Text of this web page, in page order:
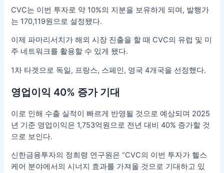
CVC는 이번 투자로 약 10%의 지분을 보유하게 되며, 발행가
는 170,119원으로 설정됐다.
이제 파마리서치가 해외 시장 진출을 할 때 CVC의 유럽 및 미
주 네트워크를 활용할 수 있게 됐다.
1차 타겟으로 독일, 프랑스, 스페인, 영국 4개국을 선정했다.
영업이익 40% 증가 기대
이로 인해 수출 실적이 빠르게 반영될 것으로 예상되며 2025
년 기준 영업이익은 1,753억원으로 전년 대비 40% 증가할 것
으로 보인다.
신한금융투자의 정희령 연구원은 “CVC의 이번 투자가 헬스
케어 분야에서의 시너지 효과를 가져올 것으로 기대하고 있